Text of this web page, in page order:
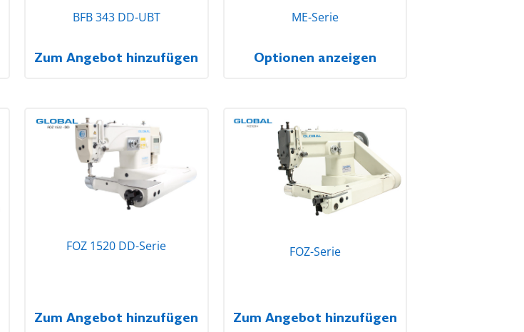
BFB 343 DD-UBT
Zum Angebot hinzufügen
ME-Serie
Optionen anzeigen
FOZ 1520 DD-Serie
Zum Angebot hinzufügen
FOZ-Serie
Zum Angebot hinzufügen